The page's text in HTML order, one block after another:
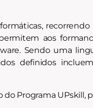
aos
Sendo uma
definidos
Programa UPskill,